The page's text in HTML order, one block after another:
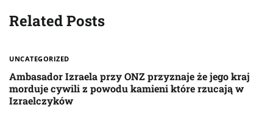
Related Posts
UNCATEGORIZED
Ambasador Izraela przy ONZ przyznaje że jego kraj
morduje cywili z powodu kamieni które rzucają w
Izraelczyków